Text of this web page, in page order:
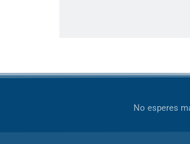
No esperes